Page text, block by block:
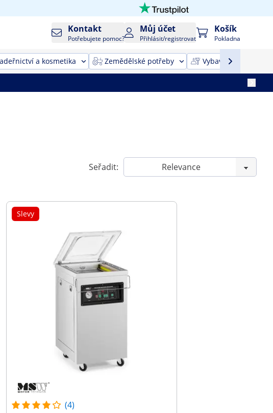
Kontakt
Potřebujete pomoc?
Můj účet
Přihlásit/registrovat
Košík
Pokladna
a kosmetika Zemědělské potřeby Vybavení pro úklid
Seřadit:
Slevy
(4)